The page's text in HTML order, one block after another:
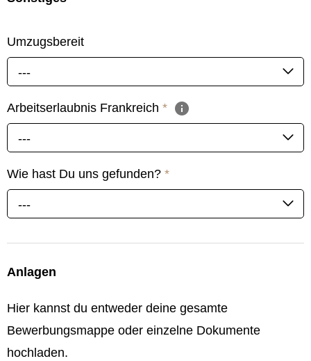
Umzugsbereit
---
Arbeitserlaubnis Frankreich *
---
Wie hast Du uns gefunden? *
---
Anlagen
Hier kannst du entweder deine gesamte
Bewerbungsmappe oder einzelne Dokumente
hochladen.